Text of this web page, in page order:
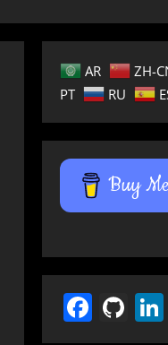
AR ZH-
PT
RU
Buy